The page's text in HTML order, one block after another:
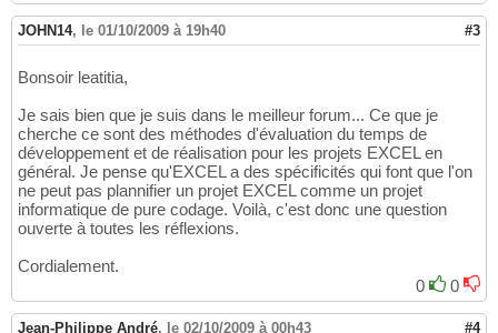
JOHN14, le 01/10/2009 à 19h40 #3
Bonsoir leatitia,
Je sais bien que je suis dans le meilleur forum... Ce que je
cherche ce sont des méthodes d'évaluation du temps de
développement et de réalisation pour les projets EXCEL en
général. Je pense qu'EXCEL a des spécificités qui font que l'on
ne peut pas plannifier un projet EXCEL comme un projet
informatique de pure codage. Voilà, c'est donc une question
ouverte à toutes les réflexions.
Cordialement.
0
0
Jean-Philippe André, le 02/10/2009 à 00h43 #4